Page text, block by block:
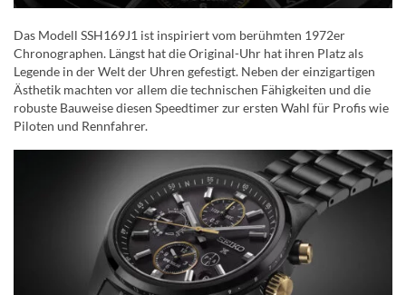
Das Modell SSH169J1 ist inspiriert vom berühmten 1972er
Chronographen. Längst hat die Original-Uhr hat ihren Platz als
Legende in der Welt der Uhren gefestigt. Neben der einzigartigen
Ästhetik machten vor allem die technischen Fähigkeiten und die
robuste Bauweise diesen Speedtimer zur ersten Wahl für Profis wie
Piloten und Rennfahrer.